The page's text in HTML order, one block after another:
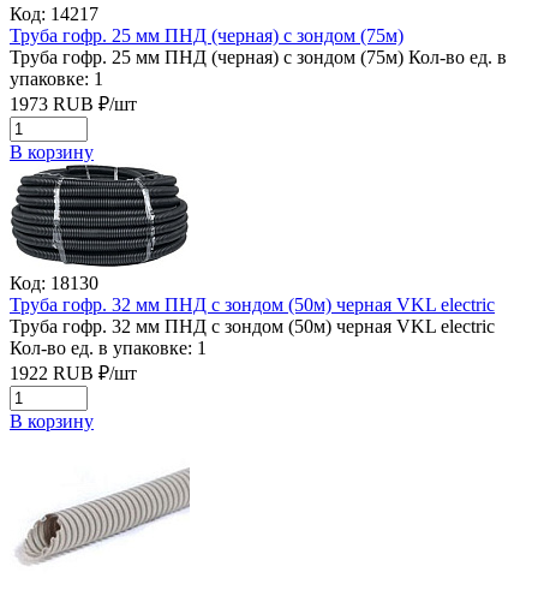
Код: 14217
Труба гофр. 25 мм ПНД (черная) с зондом (75м)
Труба гофр. 25 мм ПНД (черная) с зондом (75м) Кол-во ед. в
упаковке: 1
1973 RUB ₽/шт
В корзину
Код: 18130
Труба гофр. 32 мм ПНД с зондом (50м) черная VKL electric
Труба гофр. 32 мм ПНД с зондом (50м) черная VKL electric
Кол-во ед. в упаковке: 1
1922 RUB ₽/шт
В корзину